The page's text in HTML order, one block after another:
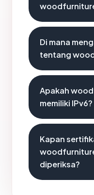
Di mana
tentang
Apakah
memiliki IPv6?
Kapan
diperiksa?